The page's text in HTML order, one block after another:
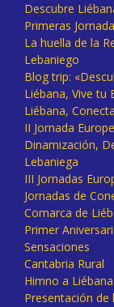
Descubre
Primeras
La huella de la
Lebaniego
Blog trip:
Liébana, Vive tu
Liébana,
II Jornada
Dinamización,
Lebaniega
III Jornadas
Jornadas de
Comarca de
Primer
Sensaciones
Cantabria Rural
Himno a Liébana
Presentación de